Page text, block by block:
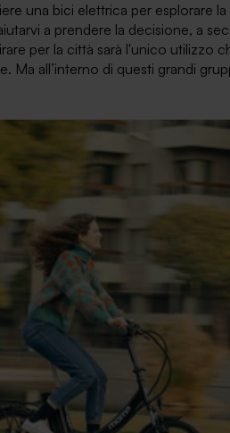
una bici elettrica per esplorare
a prendere la decisione, a
per la città sarà l'unico utilizzo
Ma all’interno di questi grandi